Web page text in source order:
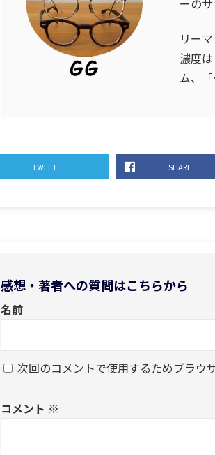
ーの
リー
濃度
ム、
TWEET SHARE
感想・著者への質問はこちらから
名前
次回のコメントで使用するためブラウ
コメント ※